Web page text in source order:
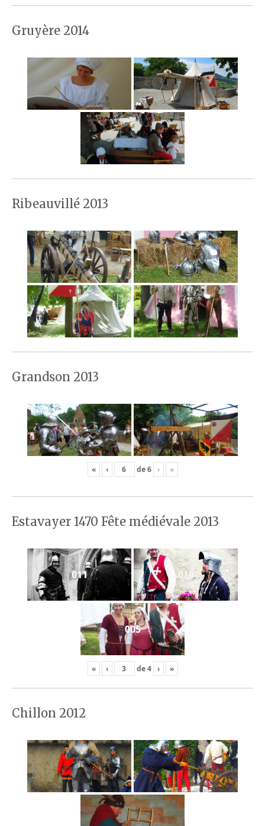
Gruyère 2014
Ribeauvillé 2013
Grandson 2013
« ‹ de6 › »
Estavayer 1470 Fête médiévale 2013
011 010
005
« ‹ de4 › »
Chillon 2012